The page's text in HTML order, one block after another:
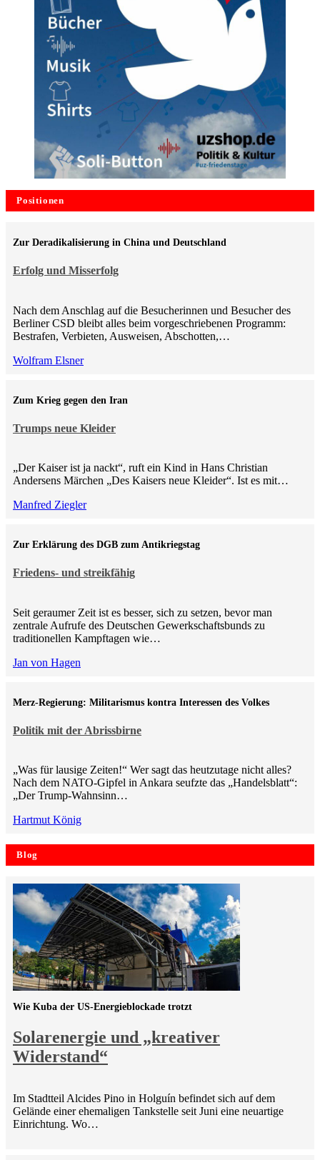
Positionen
Erfolg und Misserfolg
Zur Deradikalisierung in China und Deutschland
Nach dem Anschlag auf die Besucherinnen und Besucher des
Berliner CSD bleibt alles beim vorgeschriebenen Programm:
Bestrafen, Verbieten, Ausweisen, Abschotten,…
Wolfram Elsner
Trumps neue Kleider
Zum Krieg gegen den Iran
„Der Kaiser ist ja nackt“, ruft ein Kind in Hans Christian
Andersens Märchen „Des Kaisers neue Kleider“. Ist es mit…
Manfred Ziegler
Friedens- und streikfähig
Zur Erklärung des DGB zum Antikriegstag
Seit geraumer Zeit ist es besser, sich zu setzen, bevor man
zentrale Aufrufe des Deutschen Gewerkschaftsbunds zu
traditionellen Kampftagen wie…
Jan von Hagen
Politik mit der Abrissbirne
Merz-Regierung: Militarismus kontra Inte­ressen des Volkes
„Was für lausige Zeiten!“ Wer sagt das heutzutage nicht alles?
Nach dem NATO-Gipfel in Ankara seufzte das „Handelsblatt“:
„Der Trump-Wahnsinn…
Hartmut König
Blog
Solarenergie und „kreativer
Widerstand“
Wie Kuba der US-Energieblockade trotzt
Im Stadtteil Alcides Pino in Holguín befindet sich auf dem
Gelände einer ehemaligen Tankstelle seit Juni eine neuartige
Einrichtung. Wo…